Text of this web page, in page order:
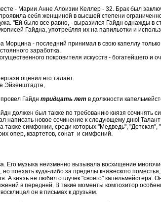
- Марии Анне Алоизии Келлер - 32. Брак был
себя женщиной в высшей степени
"Ей было все равно, - выразился Гайдн однажды в
Гайдна, употребляя их на папильотки и
- последний принимал в свою капеллу только
заработка.
покровителя искусств - богатейшего и
оценил его талант.
Эйзенштадте,
Гайдн тридцать лет в должности
должен был также по требованию князя сочинять
написать новое сочинение к следующему дню!
также симфонии, среди которых "Медведь",
опер, квартетов, сонат и симфоний.
Его музыка неизменно вызывала восхищение
поехать куда-либо за пределы княжеского
А князь не любил отлучек "своего" капельмейстера.
в передней. В такие моменты композитор
он в письмах к друзьям.